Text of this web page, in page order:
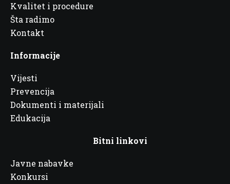
Kvalitet i procedure
Šta radimo
Kontakt
Informacije
Vijesti
Prevencija
Dokumenti i materijali
Edukacija
Bitni linkovi
Javne nabavke
Konkursi